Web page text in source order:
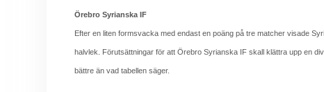
Örebro Syrianska IF
Efter en liten formsvacka med endast en poäng på tre matcher visade
halvlek. Förutsättningar för att Örebro Syrianska IF skall klättra upp en
bättre än vad tabellen säger.